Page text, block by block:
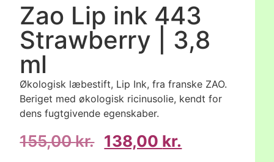
Zao Lip ink 443
Strawberry | 3,8
ml
Økologisk læbestift, Lip Ink, fra franske ZAO.
Beriget med økologisk ricinusolie, kendt for
dens fugtgivende egenskaber.
155,00kr. 138,00 kr.